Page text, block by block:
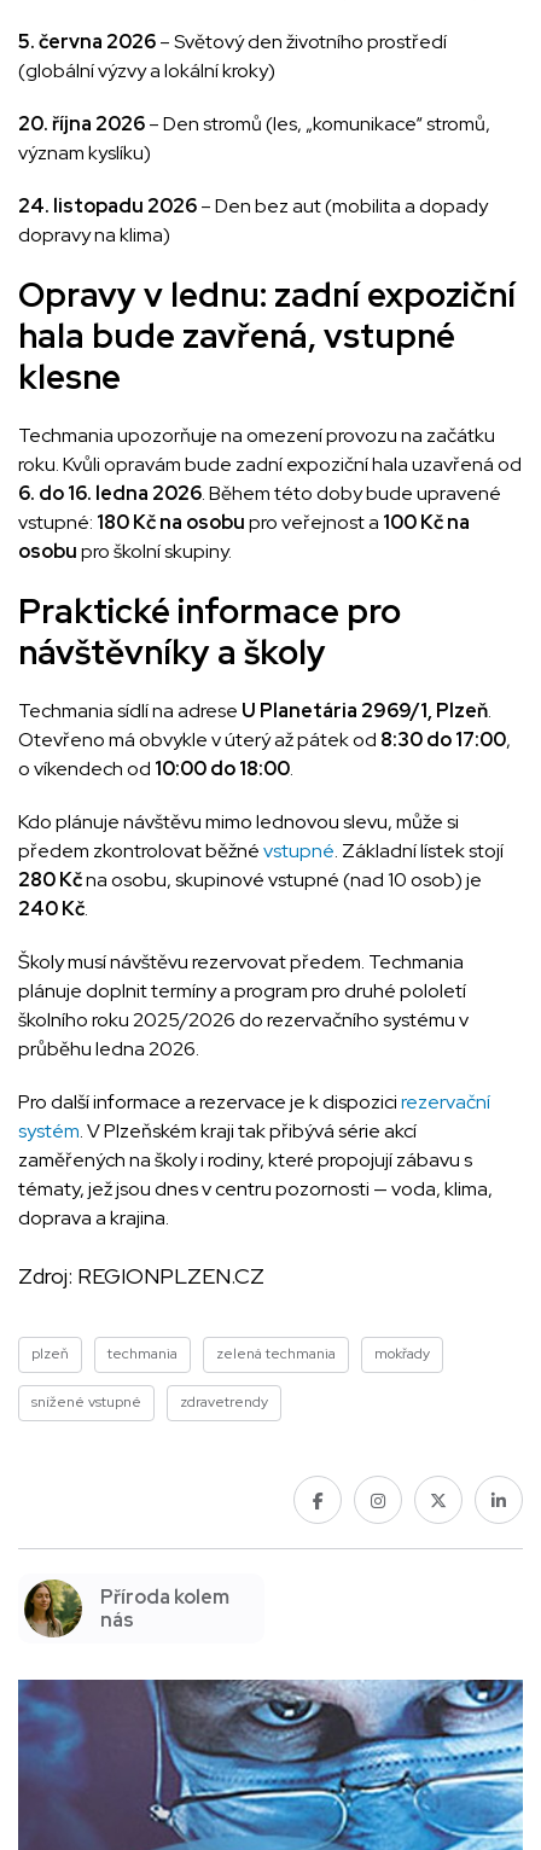
5. června 2026– Světový den životního prostředí
(globální výzvy a lokální kroky)
20. října 2026– Den stromů (les, „komunikace“ stromů,
význam kyslíku)
24. listopadu 2026– Den bez aut (mobilita a dopady
dopravy na klima)
Opravy v lednu: zadní expoziční
hala bude zavřená, vstupné
klesne
Techmania upozorňuje na omezení provozu na začátku
roku. Kvůli opravám bude zadní expoziční hala uzavřená od
6. do 16. ledna 2026. Během této doby bude upravené
vstupné: 180 Kč na osobupro veřejnost a 100 Kč na
osobupro školní skupiny.
Praktické informace pro
návštěvníky a školy
Techmania sídlí na adrese U Planetária 2969/1, Plzeň.
Otevřeno má obvykle v úterý až pátek od 8:30 do 17:00,
o víkendech od 10:00 do 18:00.
Kdo plánuje návštěvu mimo lednovou slevu, může si
předem zkontrolovat běžnévstupné. Základní lístek stojí
280 Kčna osobu, skupinové vstupné (nad 10 osob) je
240 Kč.
Školy musí návštěvu rezervovat předem. Techmania
plánuje doplnit termíny a program pro druhé pololetí
školního roku 2025/2026 do rezervačního systému v
průběhu ledna 2026.
Pro další informace a rezervace je k dispozicirezervační
systém. V Plzeňském kraji tak přibývá série akcí
zaměřených na školy i rodiny, které propojují zábavu s
tématy, jež jsou dnes v centru pozornosti — voda, klima,
doprava a krajina.
Zdroj: REGIONPLZEN.CZ
plzeň techmania zelená techmania mokřady
snížené vstupné zdravetrendy
Příroda kolem
nás